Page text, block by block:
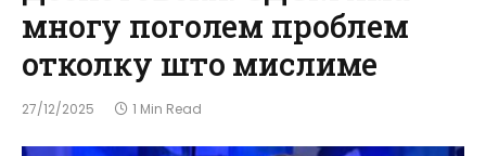
многу поголем проблем
отколку што мислиме
27/12/2025 1 Min Read